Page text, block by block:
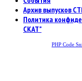
Архив выпусков
Политика
СКАТ”
PHP Code